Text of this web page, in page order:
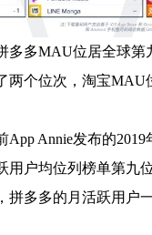
多多MAU位居全球第
两个位次，淘宝MAU
App Annie发布的
用户均位列榜单第九
拼多多的月活跃用户